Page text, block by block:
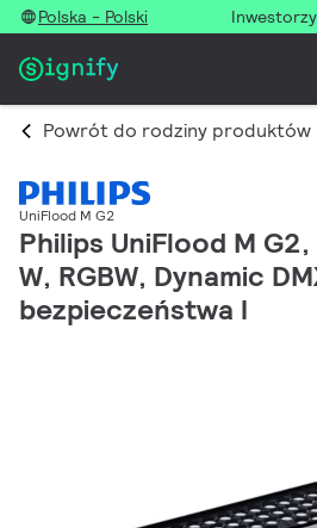
Polska - Polski Inwestorzy
Powrót do rodziny produktów
UniFlood M G2
Philips UniFlood M
W, RGBW, Dynamic
bezpieczeństwa I